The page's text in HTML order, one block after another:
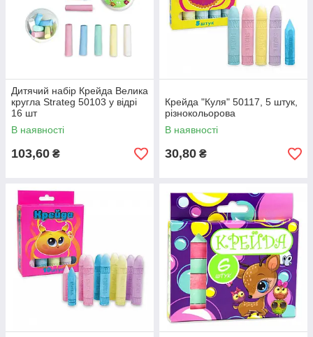
Дитячий набір Крейда Велика
кругла Strateg 50103 у відрі
16 шт
В наявності
103,60 ₴
Крейда "Куля" 50117, 5 штук,
різнокольорова
В наявності
30,80 ₴